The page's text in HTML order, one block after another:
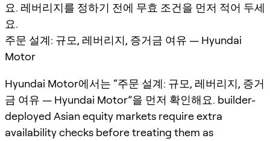
요. 레버리지를 정하기 전에 무효 조건을 먼저 적어 두세
요.
주문 설계: 규모, 레버리지, 증거금 여유 — Hyundai
Motor
Hyundai Motor에서는 “주문 설계: 규모, 레버리지, 증거
금 여유 — Hyundai Motor”을 먼저 확인해요. builder-
deployed Asian equity markets require extra
availability checks before treating them as